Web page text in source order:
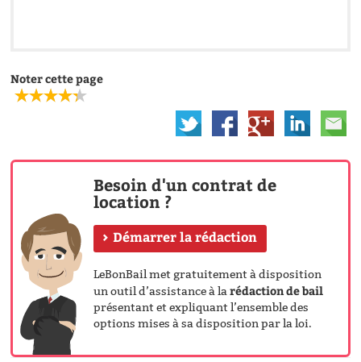
Noter cette page
Besoin d'un contrat de
location ?
Démarrer la rédaction
LeBonBail met gratuitement à disposition
un outil d’assistance à larédaction de bail
présentant et expliquant l’ensemble des
options mises à sa disposition par la loi.